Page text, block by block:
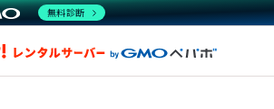
ロリポ
無料診断